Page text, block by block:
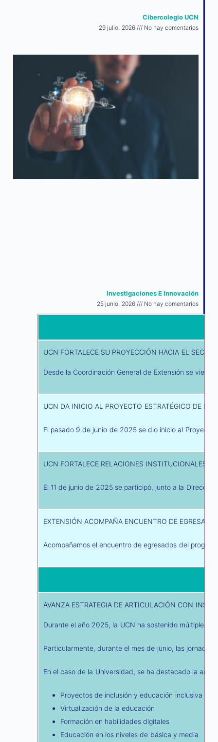
Cibercolegio UCN
29 julio, 2026 No hay comentarios
Investigaciones E Innovación
25 junio, 2026 No hay comentarios
UCN FORTALECE SU PROYECCIÓN HACIA EL
Desde la Coordinación General de Extensión se
UCN DA INICIO AL PROYECTO ESTRATÉGICO DE
El pasado 9 de junio de 2025 se dio inicio al
UCN FORTALECE RELACIONES INSTITUCIONALES
El 11 de junio de 2025 se participó, junto a la
EXTENSIÓN ACOMPAÑA ENCUENTRO DE
Acompañamos el encuentro de egresados del
AVANZA ESTRATEGIA DE ARTICULACIÓN CON
Durante el año 2025, la UCN ha sostenido múltiples
Particularmente, durante el mes de junio, las
En el caso de la Universidad, se ha destacado la
Proyectos de inclusión y educación inclusiva
Virtualización de la educación
Formación en habilidades digitales
Educación en los niveles de básica y media